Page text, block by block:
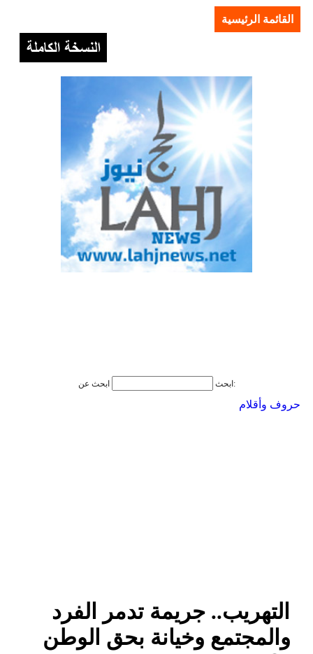
القائمة الرئيسية
ابحث ابحث عن:
حروف وأقلام
التهريب.. جريمة تدمر الفرد
والمجتمع وخيانة بحق الوطن